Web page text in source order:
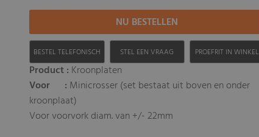
BESTEL TELEFONISCH STEL EEN VRAAG PROEFRIT IN WINKEL
Product : Kroonplaten
Voor : Minicrosser (set bestaat uit boven en onder
kroonplaat)
Voor voorvork diam. van +/- 22mm